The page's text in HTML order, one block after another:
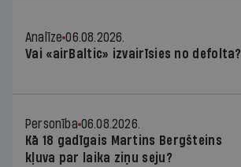
Analīze 06.08.2026.
Vai «airBaltic» izvairīsies no defolta?
Personība 06.08.2026.
Kā 18 gadīgais Martins Bergšteins
kļuva par laika ziņu seju?